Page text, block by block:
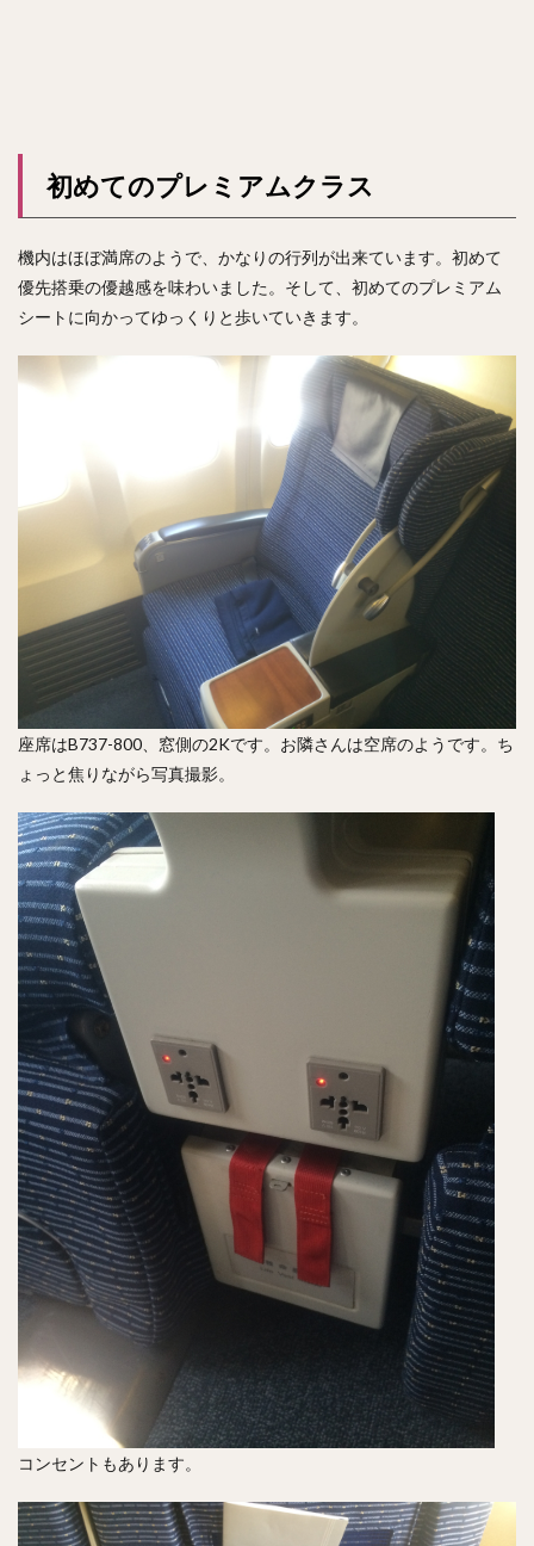
初めてのプレミアムクラス
機内はほぼ満席のようで、かなりの行列が出来ています。初めて
優先搭乗の優越感を味わいました。そして、初めてのプレミアム
シートに向かってゆっくりと歩いていきます。
座席はB737-800、窓側の2Kです。お隣さんは空席のようです。ち
ょっと焦りながら写真撮影。
コンセントもあります。